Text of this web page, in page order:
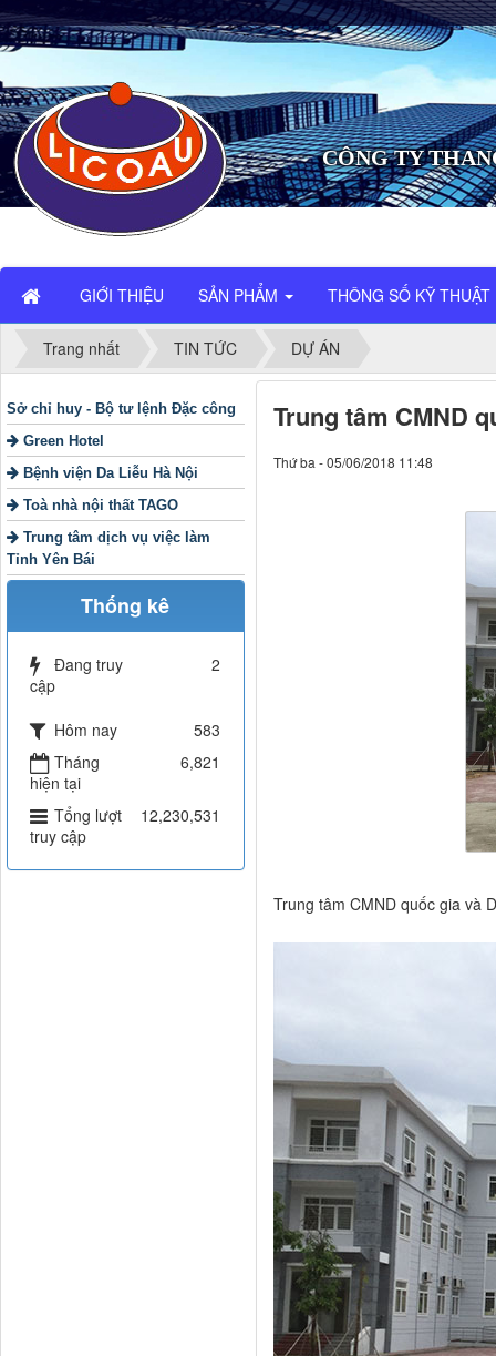
CÔNG TY
GIỚI THIỆU SẢN PHẨM THÔNG SỐ KỸ THUẬT
Trang nhất TIN TỨC DỰ ÁN
Trung tâm CMND
Thứ ba - 05/06/2018 11:48
Trung tâm CMND quốc gia và
Sở chỉ huy - Bộ tư lệnh Đặc công
Green Hotel
Bệnh viện Da Liễu Hà Nội
Toà nhà nội thất TAGO
Trung tâm dịch vụ việc làm
Tỉnh Yên Bái
Thống kê
Đang truy
cập
2
Hôm nay
583
Tháng
hiện tại
6,821
Tổng lượt
truy cập
12,230,531